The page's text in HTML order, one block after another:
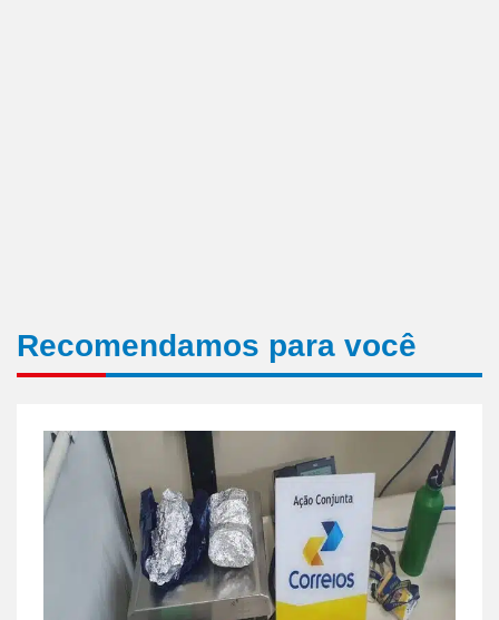
Recomendamos para você